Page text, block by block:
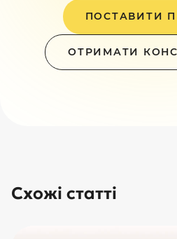
ПОСТАВИТИ
ОТРИМАТИ
Схожі статті